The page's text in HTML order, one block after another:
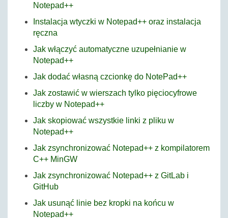
Notepad++
Instalacja wtyczki w Notepad++ oraz instalacja
ręczna
Jak włączyć automatyczne uzupełnianie w
Notepad++
Jak dodać własną czcionkę do NotePad++
Jak zostawić w wierszach tylko pięciocyfrowe
liczby w Notepad++
Jak skopiować wszystkie linki z pliku w
Notepad++
Jak zsynchronizować Notepad++ z kompilatorem
C++ MinGW
Jak zsynchronizować Notepad++ z GitLab i
GitHub
Jak usunąć linie bez kropki na końcu w
Notepad++